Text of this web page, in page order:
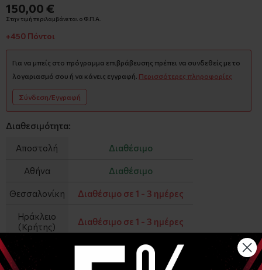
150,00 €
Στην τιμή περιλαμβάνεται ο Φ.Π.Α.
+450 Πόντοι
Για να μπείς στο πρόγραμμα επιβράβευσης πρέπει να συνδεθείς με το
λογαριασμό σου ή να κάνεις εγγραφή. Περισσότερες πληροφορίες
Σύνδεση/Εγγραφή
Διαθεσιμότητα:
Αποστολή Διαθέσιμο
Αθήνα Διαθέσιμο
Θεσσαλονίκη Διαθέσιμο σε 1 - 3 ημέρες
Ηράκλειο
(Κρήτης)
Διαθέσιμο σε 1 - 3 ημέρες
− ΑΓΟΡΑ